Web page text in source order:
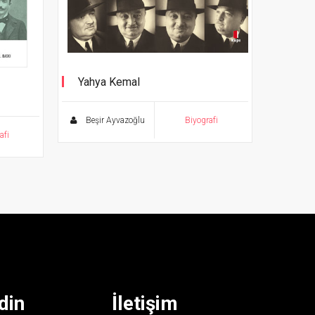
Yahya Kemal
Beşir Ayvazoğlu Biyografi
İletişim